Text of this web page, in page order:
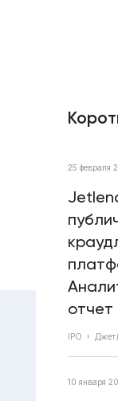
25 февраля
отчет
IPO
10 января